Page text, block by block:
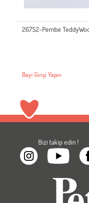
26752-Pembe
Bayi Girişi Yapın
Bizi takip edin !